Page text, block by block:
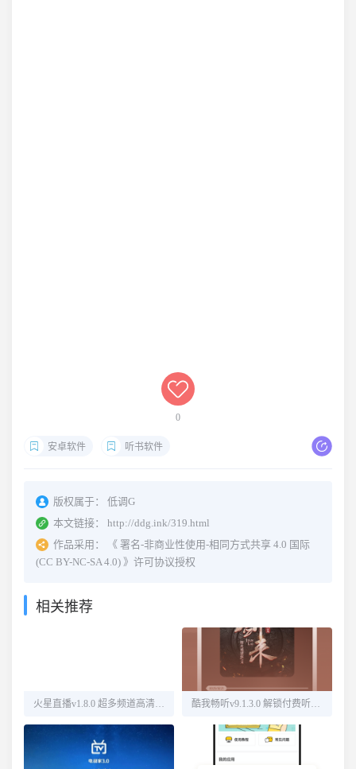
0
安卓软件 听书软件
版权属于：
低调G
本文链接：
http://ddg.ink/319.html
作品采用：
《 署名-非商业性使用-相同方式共享 4.0 国际
(CC BY-NC-SA 4.0) 》许可协议授权
相关推荐